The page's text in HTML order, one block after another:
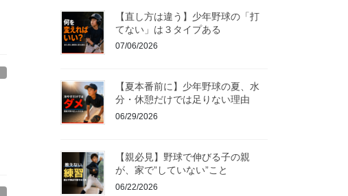
【直し方は違う】少年野球の「打
てない」は３タイプある
07/06/2026
【夏本番前に】少年野球の夏、水
分・休憩だけでは足りない理由
06/29/2026
【親必見】野球で伸びる子の親
が、家で”していない”こと
06/22/2026